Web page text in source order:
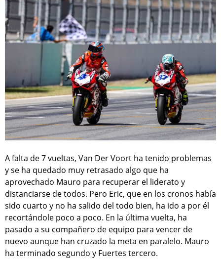
A falta de 7 vueltas, Van Der Voort ha tenido problemas
y se ha quedado muy retrasado algo que ha
aprovechado Mauro para recuperar el liderato y
distanciarse de todos. Pero Eric, que en los cronos había
sido cuarto y no ha salido del todo bien, ha ido a por él
recortándole poco a poco. En la última vuelta, ha
pasado a su compañero de equipo para vencer de
nuevo aunque han cruzado la meta en paralelo. Mauro
ha terminado segundo y Fuertes tercero.